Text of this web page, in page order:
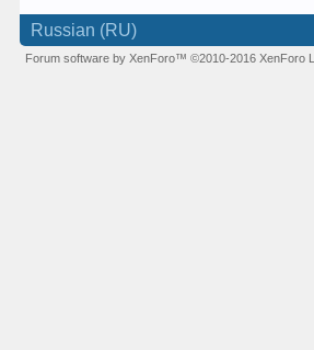
Russian (RU)
Forum software by XenForo™©2010-2016 XenForo